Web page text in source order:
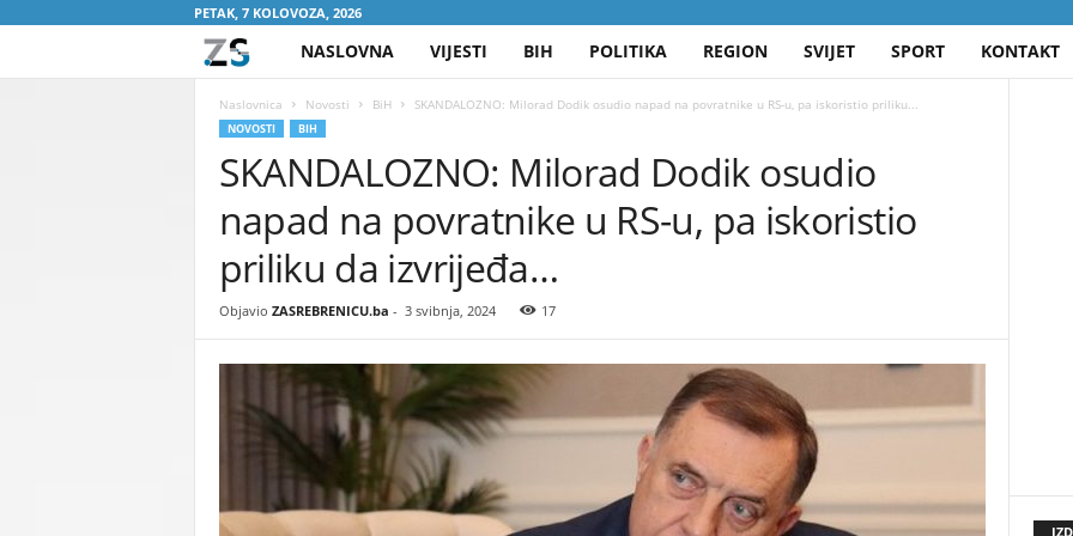
PETAK, 7 KOLOVOZA, 2026
A
S
E
B
R
E
I
NASLOVNA VIJESTI BIH POLITIKA REGION SVIJET SPORT KONTAKT
Naslovnica Novosti BiH SKANDALOZNO: Milorad Dodik osudio napad na povratnike u RS-u, pa iskoristio priliku...
NOVOSTI BIH
SKANDALOZNO: Milorad Dodik osudio
napad na povratnike u RS-u, pa iskoristio
priliku da izvrijeđa…
Objavio ZASREBRENICU.ba - 3 svibnja, 2024 17